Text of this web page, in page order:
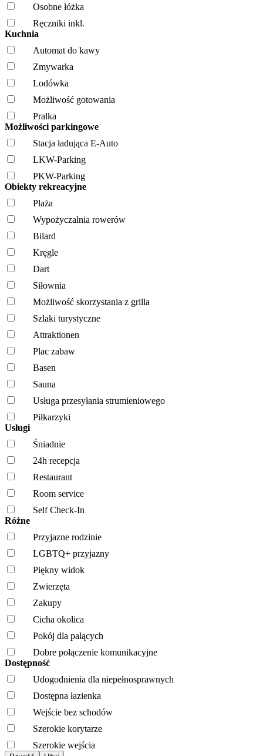
Osobne łóżka
Ręczniki inkl.
Kuchnia
Automat do kawy
Zmywarka
Lodówka
Możliwość gotowania
Pralka
Możliwości parkingowe
Stacja ładująca E-Auto
LKW-Parking
PKW-Parking
Obiekty rekreacyjne
Plaża
Wypożyczalnia rowerów
Bilard
Kręgle
Dart
Siłownia
Możliwość skorzystania z grilla
Szlaki turystyczne
Attraktionen
Plac zabaw
Basen
Sauna
Usługa przesyłania strumieniowego
Piłkarzyki
Usługi
Śniadnie
24h recepcja
Restaurant
Room service
Self Check-In
Różne
Przyjazne rodzinie
LGBTQ+ przyjazny
Piękny widok
Zwierzęta
Zakupy
Cicha okolica
Pokój dla palących
Dobre połączenie komunikacyjne
Dostępność
Udogodnienia dla niepełnosprawnych
Dostępna łazienka
Wejście bez schodów
Szerokie korytarze
Szerokie wejścia